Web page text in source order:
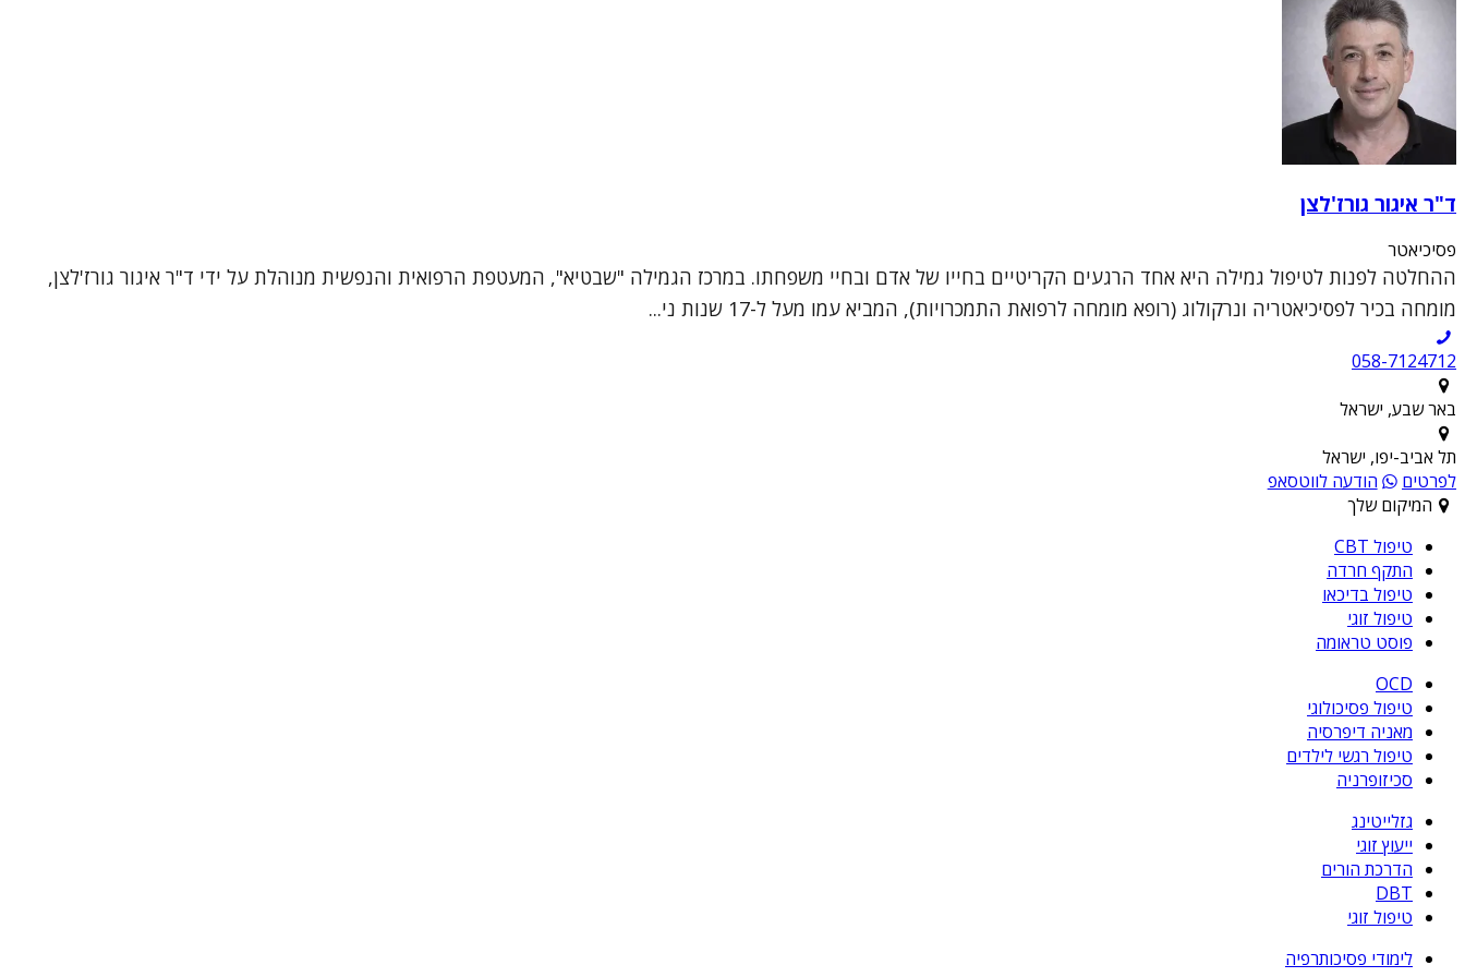
ד"ר איגור גורז'לצן
פסיכיאטר
ההחלטה לפנות לטיפול גמילה היא אחד הרגעים הקריטיים בחייו של אדם ובחיי משפחתו. במרכז הגמילה "שבטיא", המעטפת הרפואית והנפשית מנוהלת על ידי ד"ר איגור גורז'לצן,
מומחה בכיר לפסיכיאטריה ונרקולוג (רופא מומחה לרפואת התמכרויות), המביא עמו מעל ל-17 שנות ני...
058-7124712
באר שבע, ישראל
תל אביב-יפו, ישראל
לפרטים
הודעה לווטסאפ
המיקום שלך
טיפול CBT
התקף חרדה
טיפול בדיכאו
טיפול זוגי
פוסט טראומה
OCD
טיפול פסיכולוגי
מאניה דיפרסיה
טיפול רגשי לילדים
סכיזופרניה
גזלייטינג
ייעוץ זוגי
הדרכת הורים
DBT
טיפול זוגי
לימודי פסיכותרפיה